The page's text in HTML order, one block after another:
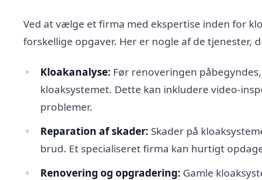
Ved at vælge et firma med ekspertise inden for
forskellige opgaver. Her er nogle af de tjenester,
Kloakanalyse: Før renoveringen
kloaksystemet. Dette kan inkludere video-
problemer.
Reparation af skader: Skader på
brud. Et specialiseret firma kan hurtigt
Renovering og opgradering: Gamle